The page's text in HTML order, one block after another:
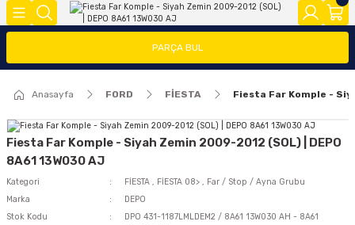
Geri Dön
FOCUS
FAR/STOP/AYNA GRUBU
FOCUS 1
FOCUS 2 (2005-2008)
FOCUS 2.5(2008-2011)
FİESTA
FİESTA 08>
FİESTA 13 >
FİESTA 2002-2008
COURİER
COURİER 2014-2018
COURİER 2018-2023
COURİER 2023>
CONNECT
CONNECT 2002-2008
CONNECT 2008-2013
CONNECT 2014 >
TRANSİT
TRANSİT 2014-2018
TRANSİT 2018-2023
Geri Dön
MODEL Y
2020>
Geri Dön
(FMY)
PARÇA BUL
Anasayfa FORD FİESTA Fiesta Far Komple -
Fiesta Far Komple - Siyah Zemin 2009-2012 (SOL) | DEPO
8A61 13W030 AJ
Kategori FİESTA , FİESTA 08> , Far / Stop / Ayna Grubu
Marka
DEPO
Stok Kodu
DPO 431-1187LMLDEM2 / 8A61 13W030 AH - 8A61